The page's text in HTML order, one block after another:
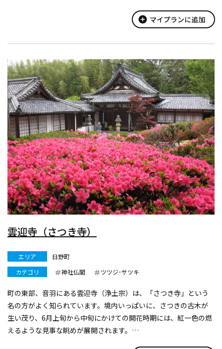
add_circle マイプランに追加
雲迎寺（さつき寺）
エリア
日野町
カテゴリ
神社仏閣 ツツジ･サツキ
町の東部、音羽にある雲迎寺（浄土宗）は、「さつき寺」という
名の方がよく知られています。境内いっぱいに、さつきの古木が
生い茂り、6月上旬から中旬にかけての開花時期には、紅一色の燃
えるような見事な眺めが展開されます。